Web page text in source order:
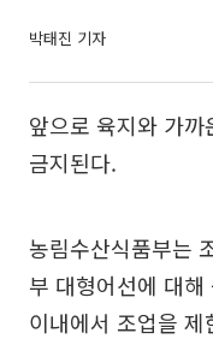
박태진 기자
앞으로 육지와 가
금지된다.
농림수산식품부는
부 대형어선에 대
이내에서 조업을